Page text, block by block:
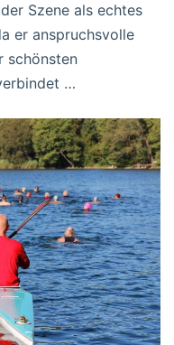
Szene als echtes
er anspruchsvolle
schönsten
…